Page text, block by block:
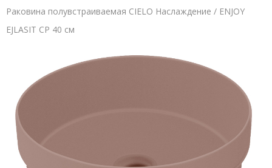
Раковина полувстраиваемая CIELO Наслаждение / ENJOY
EJLASIT CP 40 см